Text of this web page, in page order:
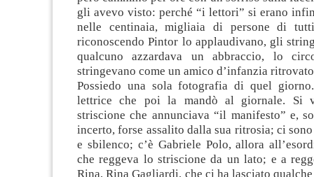
gli avevo visto: perché “i lettori” si erano
nelle centinaia, migliaia di persone di
riconoscendo Pintor lo applaudivano, gli
qualcuno azzardava un abbraccio, lo
stringevano come un amico d’infanzia
Possiedo una sola fotografia di quel
lettrice che poi la mandò al giornale. Si
striscione che annunciava “il manifesto” e,
incerto, forse assalito dalla sua ritrosia; ci
e sbilenco; c’è Gabriele Polo, allora
che reggeva lo striscione da un lato; e a
Rina, Rina Gagliardi, che ci ha lasciato